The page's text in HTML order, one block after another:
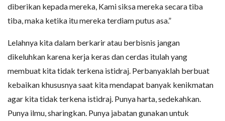
diberikan kepada mereka, Kami siksa mereka secara tiba
tiba, maka ketika itu mereka terdiam putus asa.”
Lelahnya kita dalam berkarir atau berbisnis jangan
dikeluhkan karena kerja keras dan cerdas itulah yang
membuat kita tidak terkena istidraj. Perbanyaklah berbuat
kebaikan khususnya saat kita mendapat banyak kenikmatan
agar kita tidak terkena istidraj. Punya harta, sedekahkan.
Punya ilmu, sharingkan. Punya jabatan gunakan untuk